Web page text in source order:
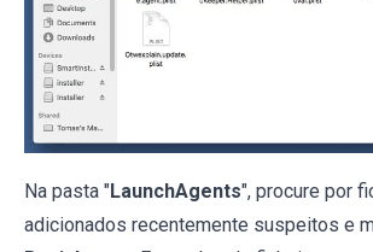
Na pasta "LaunchAgents", procure por
adicionados recentemente suspeitos e